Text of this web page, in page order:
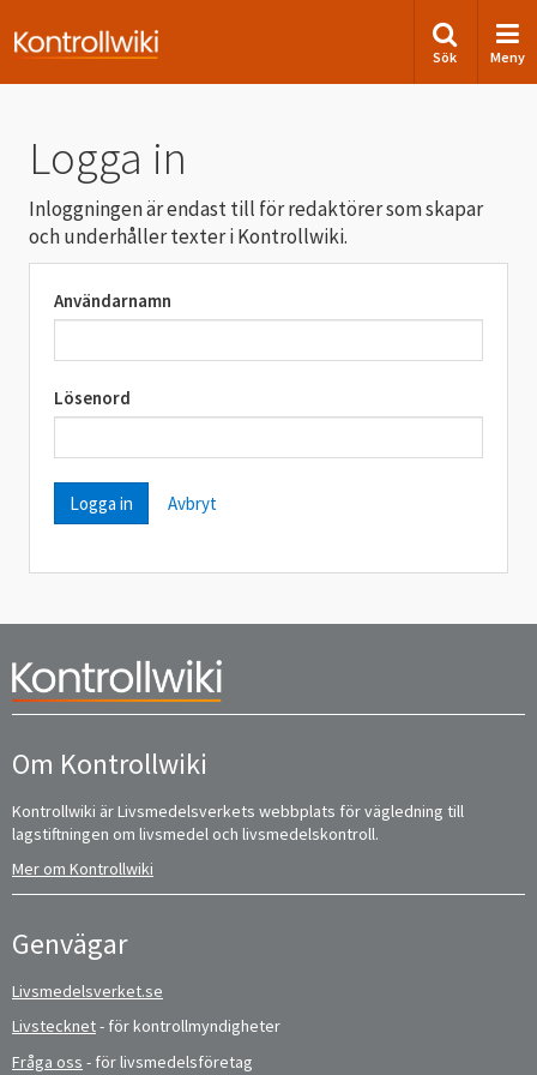
Sök Meny
Logga in
Inloggningen är endast till för redaktörer som skapar
och underhåller texter i Kontrollwiki.
Användarnamn
Lösenord
Avbryt
Om Kontrollwiki
Kontrollwiki är Livsmedelsverkets webbplats för vägledning till
lagstiftningen om livsmedel och livsmedelskontroll.
Mer om Kontrollwiki
Genvägar
Livsmedelsverket.se
Livstecknet- för kontrollmyndigheter
Fråga oss - för livsmedelsföretag